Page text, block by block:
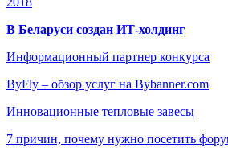
В Беларуси создан ИТ-холдинг
Информационный партнер конкурса
ByFly – обзор услуг на Bybanner.com
Инновационные тепловые завесы
7 причин, почему нужно посетить